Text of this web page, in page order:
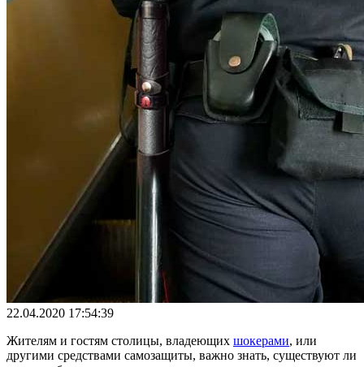
22.04.2020 17:54:39
Жителям и гостям столицы, владеющих шокерами, или
другими средствами самозащиты, важно знать, существуют ли